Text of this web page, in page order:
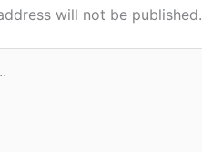
will not be published.